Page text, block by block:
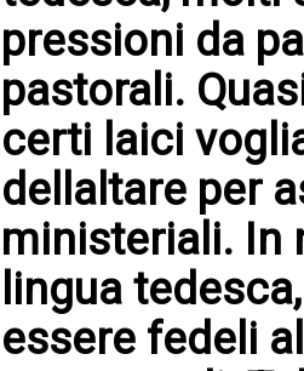
pressioni da
pastorali.
certi laici
dellaltare per
ministeriali. In
lingua
essere fedeli